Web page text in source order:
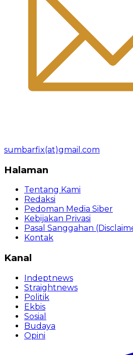
sumbarfix(at)gmail.com
Halaman
Tentang Kami
Redaksi
Pedoman Media Siber
Kebijakan Privasi
Pasal Sanggahan
Kontak
Kanal
Indeptnews
Straightnews
Politik
Ekbis
Sosial
Budaya
Opini